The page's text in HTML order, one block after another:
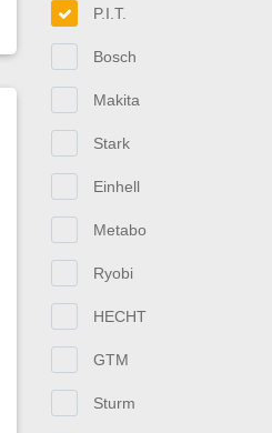
P.I.T.
Bosch
Makita
Stark
Einhell
Metabo
Ryobi
HECHT
GTM
Sturm